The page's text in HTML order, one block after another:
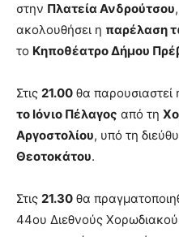
στην Πλατεία Ανδρούτσου
ακολουθήσει η παρέλαση
το Κηποθέατρο Δήμου
Στις 21.00 θα παρουσιαστεί
το Ιόνιο Πέλαγος από τη
Αργοστολίου, υπό τη
Θεοτοκάτου.
Στις 21.30 θα
44ου Διεθνούς